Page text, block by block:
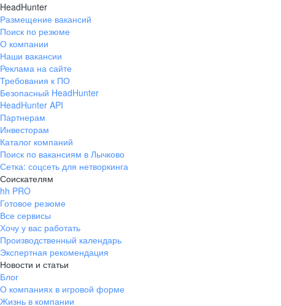
HeadHunter
Размещение вакансий
Поиск по резюме
О компании
Наши вакансии
Реклама на сайте
Требования к ПО
Безопасный HeadHunter
HeadHunter API
Партнерам
Инвесторам
Каталог компаний
Поиск по вакансиям в Лычково
Сетка: соцсеть для нетворкинга
Соискателям
hh PRO
Готовое резюме
Все сервисы
Хочу у вас работать
Производственный календарь
Экспертная рекомендация
Новости и статьи
Блог
О компаниях в игровой форме
Жизнь в компании